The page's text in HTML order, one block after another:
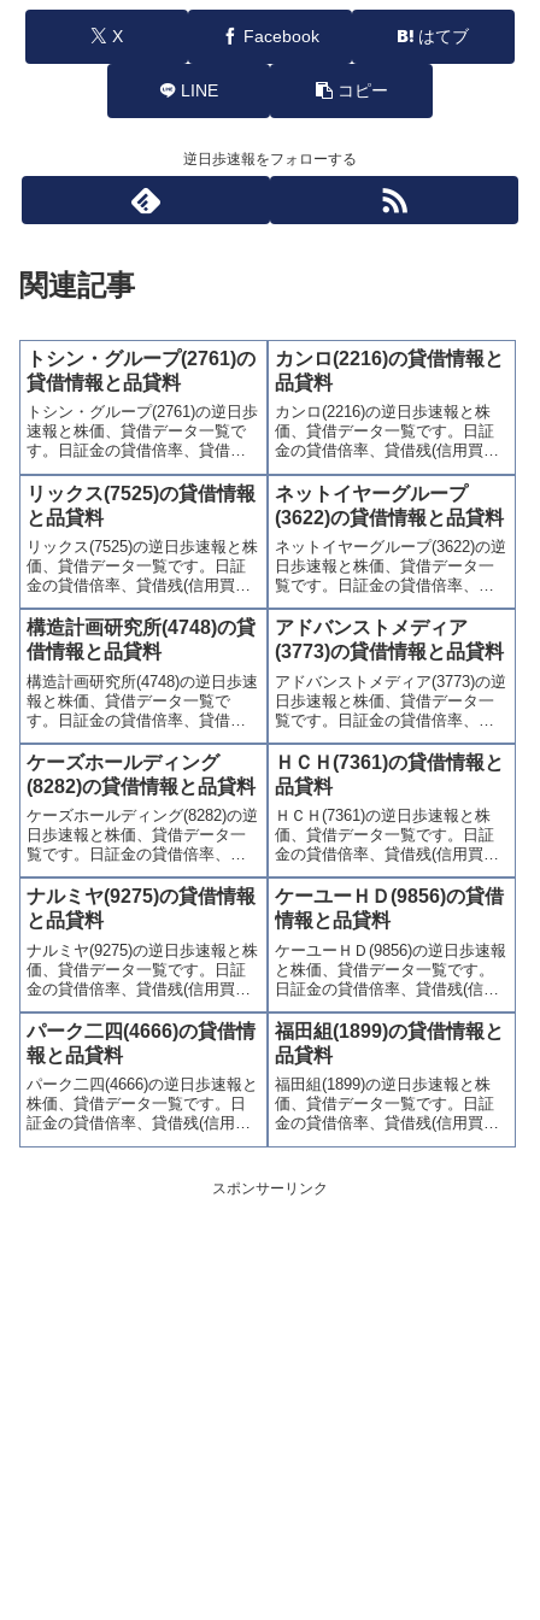
X Facebook はてブ
LINE コピー
逆日歩速報をフォローする
関連記事
トシン・グループ(2761)の
貸借情報と品貸料
トシン・グループ(2761)の逆日歩
速報と株価、貸借データ一覧で
す。日証金の貸借倍率、貸借残
(信用買残、信用売残)、品貸料
(逆日歩)、東証の週末残高、規制
(注意喚起・申込停止)など、空売
り関連情報を集計し、図解でわ
かりやすくまとめて掲載してい
ます。
カンロ(2216)の貸借情報と
品貸料
カンロ(2216)の逆日歩速報と株
価、貸借データ一覧です。日証
金の貸借倍率、貸借残(信用買
残、信用売残)、品貸料(逆日
歩)、東証の週末残高、規制(注意
喚起・申込停止)など、空売り関
連情報を集計し、図解でわかり
やすくまとめて掲載していま
す。
リックス(7525)の貸借情報
と品貸料
リックス(7525)の逆日歩速報と株
価、貸借データ一覧です。日証
金の貸借倍率、貸借残(信用買
残、信用売残)、品貸料(逆日
歩)、東証の週末残高、規制(注意
喚起・申込停止)など、空売り関
連情報を集計し、図解でわかり
やすくまとめて掲載していま
す。
ネットイヤーグループ
(3622)の貸借情報と品貸料
ネットイヤーグループ(3622)の逆
日歩速報と株価、貸借データ一
覧です。日証金の貸借倍率、貸
借残(信用買残、信用売残)、品貸
料(逆日歩)、東証の週末残高、規
制(注意喚起・申込停止)など、空
売り関連情報を集計し、図解で
わかりやすくまとめて掲載して
います。
構造計画研究所(4748)の貸
借情報と品貸料
構造計画研究所(4748)の逆日歩速
報と株価、貸借データ一覧で
す。日証金の貸借倍率、貸借残
(信用買残、信用売残)、品貸料
(逆日歩)、東証の週末残高、規制
(注意喚起・申込停止)など、空売
り関連情報を集計し、図解でわ
かりやすくまとめて掲載してい
ます。
アドバンストメディア
(3773)の貸借情報と品貸料
アドバンストメディア(3773)の逆
日歩速報と株価、貸借データ一
覧です。日証金の貸借倍率、貸
借残(信用買残、信用売残)、品貸
料(逆日歩)、東証の週末残高、規
制(注意喚起・申込停止)など、空
売り関連情報を集計し、図解で
わかりやすくまとめて掲載して
います。
ケーズホールディング
(8282)の貸借情報と品貸料
ケーズホールディング(8282)の逆
日歩速報と株価、貸借データ一
覧です。日証金の貸借倍率、貸
借残(信用買残、信用売残)、品貸
料(逆日歩)、東証の週末残高、規
制(注意喚起・申込停止)など、空
売り関連情報を集計し、図解で
わかりやすくまとめて掲載して
います。
ＨＣＨ(7361)の貸借情報と
品貸料
ＨＣＨ(7361)の逆日歩速報と株
価、貸借データ一覧です。日証
金の貸借倍率、貸借残(信用買
残、信用売残)、品貸料(逆日
歩)、東証の週末残高、規制(注意
喚起・申込停止)など、空売り関
連情報を集計し、図解でわかり
やすくまとめて掲載していま
す。
ナルミヤ(9275)の貸借情報
と品貸料
ナルミヤ(9275)の逆日歩速報と株
価、貸借データ一覧です。日証
金の貸借倍率、貸借残(信用買
残、信用売残)、品貸料(逆日
歩)、東証の週末残高、規制(注意
喚起・申込停止)など、空売り関
連情報を集計し、図解でわかり
やすくまとめて掲載していま
す。
ケーユーＨＤ(9856)の貸借
情報と品貸料
ケーユーＨＤ(9856)の逆日歩速報
と株価、貸借データ一覧です。
日証金の貸借倍率、貸借残(信用
買残、信用売残)、品貸料(逆日
歩)、東証の週末残高、規制(注意
喚起・申込停止)など、空売り関
連情報を集計し、図解でわかり
やすくまとめて掲載していま
す。
パーク二四(4666)の貸借情
報と品貸料
パーク二四(4666)の逆日歩速報と
株価、貸借データ一覧です。日
証金の貸借倍率、貸借残(信用買
残、信用売残)、品貸料(逆日
喚起・申込停止)など、空売り関
連情報を集計し、図解でわかり
福田組(1899)の貸借情報と
品貸料
福田組(1899)の逆日歩速報と株
価、貸借データ一覧です。日証
金の貸借倍率、貸借残(信用買
残、信用売残)、品貸料(逆日
喚起・申込停止)など、空売り関
連情報を集計し、図解でわかり
スポンサーリンク